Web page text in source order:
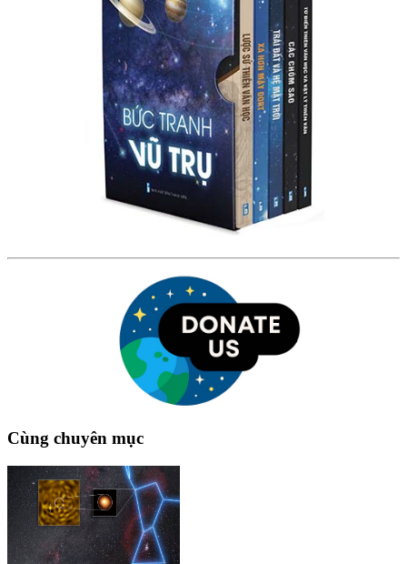
Cùng chuyên mục